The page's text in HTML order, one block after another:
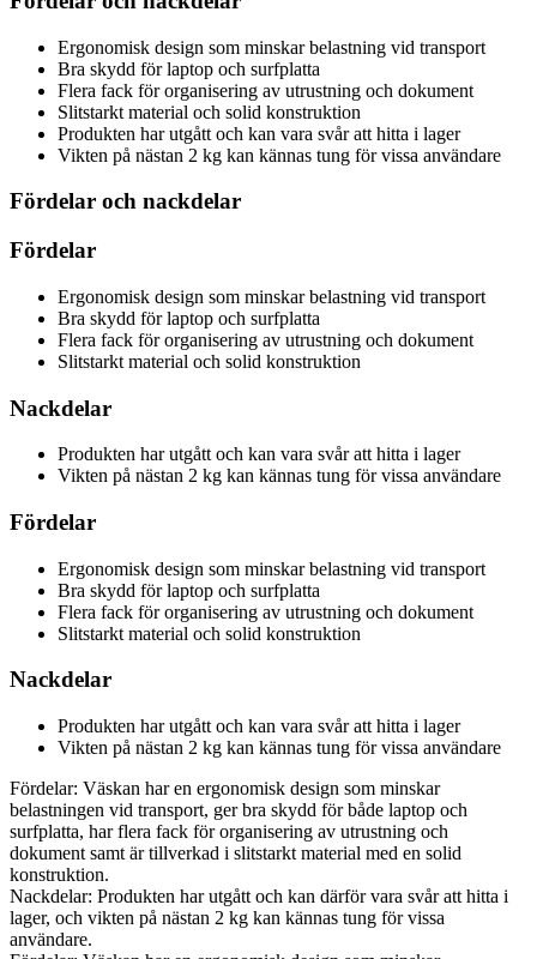
Ergonomisk design som minskar belastning vid transport
Bra skydd för laptop och surfplatta
Flera fack för organisering av utrustning och dokument
Slitstarkt material och solid konstruktion
Produkten har utgått och kan vara svår att hitta i lager
Vikten på nästan 2 kg kan kännas tung för vissa användare
Fördelar och nackdelar
Fördelar
Ergonomisk design som minskar belastning vid transport
Bra skydd för laptop och surfplatta
Flera fack för organisering av utrustning och dokument
Slitstarkt material och solid konstruktion
Nackdelar
Produkten har utgått och kan vara svår att hitta i lager
Vikten på nästan 2 kg kan kännas tung för vissa användare
Fördelar
Ergonomisk design som minskar belastning vid transport
Bra skydd för laptop och surfplatta
Flera fack för organisering av utrustning och dokument
Slitstarkt material och solid konstruktion
Nackdelar
Produkten har utgått och kan vara svår att hitta i lager
Vikten på nästan 2 kg kan kännas tung för vissa användare
Fördelar: Väskan har en ergonomisk design som minskar
belastningen vid transport, ger bra skydd för både laptop och
surfplatta, har flera fack för organisering av utrustning och
dokument samt är tillverkad i slitstarkt material med en solid
konstruktion.
Nackdelar: Produkten har utgått och kan därför vara svår att hitta i
lager, och vikten på nästan 2 kg kan kännas tung för vissa
användare.